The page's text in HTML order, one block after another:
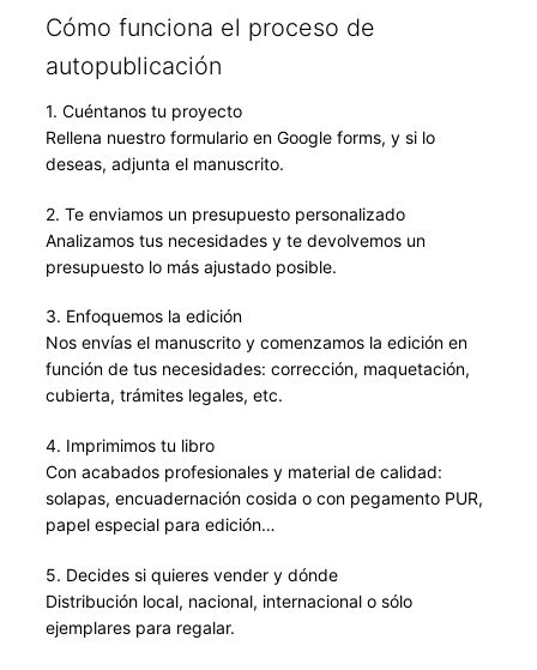
Cómo funciona el proceso de
autopublicación
1. Cuéntanos tu proyecto
Rellena nuestro formulario en Google forms, y si lo
deseas, adjunta el manuscrito.
2. Te enviamos un presupuesto personalizado
Analizamos tus necesidades y te devolvemos un
presupuesto lo más ajustado posible.
3. Enfoquemos la edición
Nos envías el manuscrito y comenzamos la edición en
función de tus necesidades: corrección, maquetación,
cubierta, trámites legales, etc.
4. Imprimimos tu libro
Con acabados profesionales y material de calidad:
solapas, encuadernación cosida o con pegamento PUR,
papel especial para edición…
5. Decides si quieres vender y dónde
Distribución local, nacional, internacional o sólo
ejemplares para regalar.